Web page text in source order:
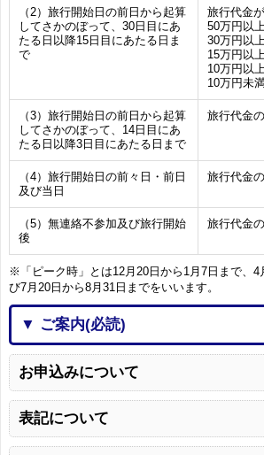
（2）旅行開始日の前日から起算
してさかのぼって、30日目にあ
たる日以降15日目にあたる日ま
で
旅行代金が
50万円以
30万円以
15万円以
10万円以
10万円未
（3）旅行開始日の前日から起算
してさかのぼって、14日目にあ
たる日以降3日目にあたる日まで
旅行代金
（4）旅行開始日の前々日・前日
及び当日
旅行代金
（5）無連絡不参加及び旅行開始
後
旅行代金
※「ピーク時」とは12月20日から1月7日まで、4
び7月20日から8月31日までをいいます。
▼ ご案内(必読)
お申込みについて
表記について